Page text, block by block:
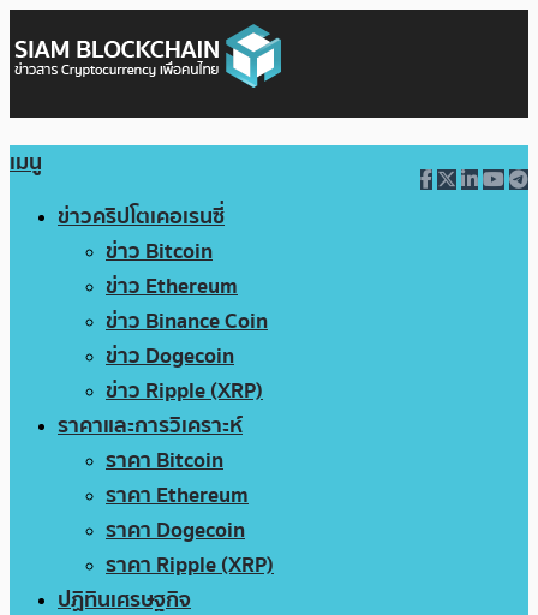
เมนู
ข่าวคริปโตเคอเรนซี่
ข่าว Bitcoin
ข่าว Ethereum
ข่าว Binance Coin
ข่าว Dogecoin
ข่าว Ripple (XRP)
ราคาและการวิเคราะห์
ราคา Bitcoin
ราคา Ethereum
ราคา Dogecoin
ราคา Ripple (XRP)
ปฏิทินเศรษฐกิจ